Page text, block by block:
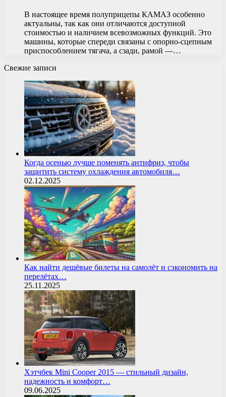
В настоящее время полуприцепы КАМАЗ особенно
актуальны, так как они отличаются доступной
стоимостью и наличием всевозможных функций. Это
машины, которые спереди связаны с опорно-сцепным
приспособлением тягача, а сзади, рамой —…
Свежие записи
Когда осенью лучше поменять антифриз, чтобы
защитить систему охлаждения автомобиля…
02.12.2025
Как найти дешёвые билеты на самолёт и сэкономить на
перелётах…
25.11.2025
Хэтчбек Mini Cooper 2015 — стильный дизайн,
надежность и комфорт…
09.06.2025